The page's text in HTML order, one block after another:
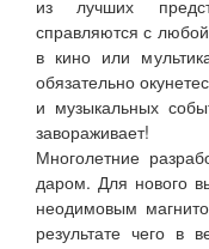
из лучших
справляются с
в кино или
обязательно
и музыкальных
завораживает!
Многолетние
даром. Для нового
неодимовым
результате чего в